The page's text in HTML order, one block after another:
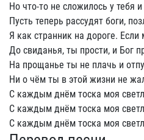
Но что-то не сложилось у тебя
Пусть теперь рассудят боги,
Я как странник на дороге.
До свиданья, ты прости, и Бог
На прощанье ты не плачь и
Ни о чём ты в этой жизни не
С каждым днём тоска моя
С каждым днём тоска моя
С каждым днём тоска моя